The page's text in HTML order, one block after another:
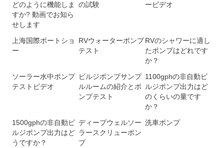
どのように機能しま
すか? 動画でお知ら
せします
の試験
ービデオ
上海国際ボートショ
ー
RVウォーターポンプ
テスト
RVのシャワーに適し
たポンプはどれです
か？
ソーラー水中ポンプ
テストビデオ
ビルジポンプサンプ
ルルームの紹介とポ
ンプテスト
1100gphの非自動ビ
ルジポンプ出力はど
のくらいの量です
か？
1500gphの非自動ビ
ルジポンプ出力はど
うですか？
ディープウェルソー
ラースクリューポン
プ
洗車ポンプ